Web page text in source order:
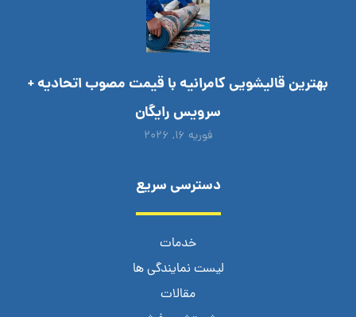
بهترین قالیشویی کامرانیه با قیمت مصوب اتحادیه +
سرویس رایگان
فوریه ۱۶, ۲۰۲۶
دسترسی سریع
خدمات
لیست نمایندگی ها
مقالات